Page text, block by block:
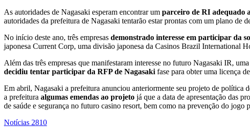
As autoridades de Nagasaki esperam encontrar um parceiro de RI adequado
autoridades da prefeitura de Nagasaki tentarão estar prontas com um plano de
No início deste ano, três empresas demonstrado interesse em participar da
japonesa Current Corp, uma divisão japonesa da Casinos Brazil
Além das três empresas que manifestaram interesse no futuro Nagasaki IR,
decidiu tentar participar da RFP de Nagasaki fase para obter uma licença
Em abril, Nagasaki a prefeitura anunciou anteriormente seu projeto de política
a prefeitura algumas emendas ao projeto já que a data de apresentação das
de saúde e segurança no futuro casino resort, bem como na prevenção do jogo
Notícias 2810